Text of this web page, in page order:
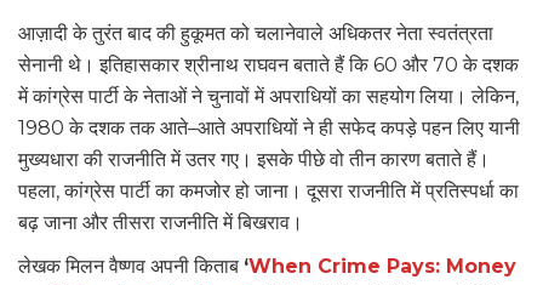
आज़ादी के तुरंत बाद की हुकूमत को चलानेवाले अधिकतर नेता स्वतंत्रता
सेनानी थे। इतिहासकार श्रीनाथ राघवन बताते हैं कि 60 और 70 के दशक
में कांग्रेस पार्टी के नेताओं ने चुनावों में अपराधियों का सहयोग लिया। लेकिन,
1980 के दशक तक आते–आते अपराधियों ने ही सफेद कपड़े पहन लिए यानी
मुख्यधारा की राजनीति में उतर गए। इसके पीछे वो तीन कारण बताते हैं।
पहला, कांग्रेस पार्टी का कमजोर हो जाना। दूसरा राजनीति में प्रतिस्पर्धा का
बढ़ जाना और तीसरा राजनीति में बिखराव।
लेखक मिलन वैष्णव अपनी किताब ‘When Crime Pays: Money